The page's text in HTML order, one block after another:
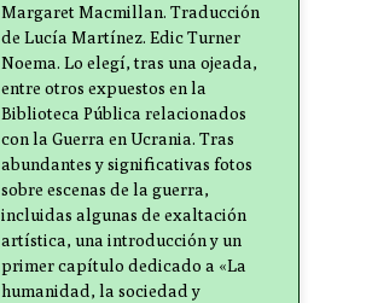
Margaret Macmillan. Traducción
de Lucía Martínez. Edic Turner
Noema. Lo elegí, tras una ojeada,
entre otros expuestos en la
Biblioteca Pública relacionados
con la Guerra en Ucrania. Tras
abundantes y significativas fotos
sobre escenas de la guerra,
incluidas algunas de exaltación
artística, una introducción y un
primer capítulo dedicado a «La
humanidad, la sociedad y